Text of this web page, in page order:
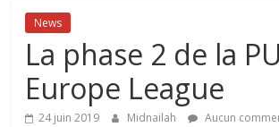
vidéo
News
La phase 2 de la
Europe League
24 juin 2019 Midnailah
Aucun